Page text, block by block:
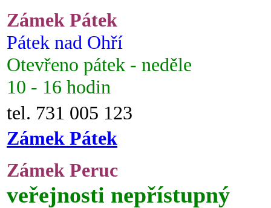
Zámek Pátek
Pátek nad Ohří
Otevřeno pátek - neděle
10 - 16 hodin
tel. 731 005 123
Zámek Pátek
Zámek Peruc
veřejnosti nepřístupný